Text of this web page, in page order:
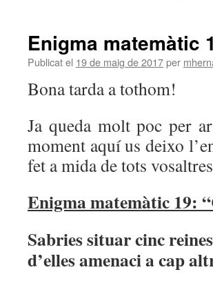
Enigma matemàtic
Publicat el 19 de maig de 2017per
Bona tarda a tothom!
Ja queda molt poc per
moment aquí us deixo
fet a mida de tots
Enigma matemàtic 19:
Sabries situar cinc
d’elles amenaci a cap